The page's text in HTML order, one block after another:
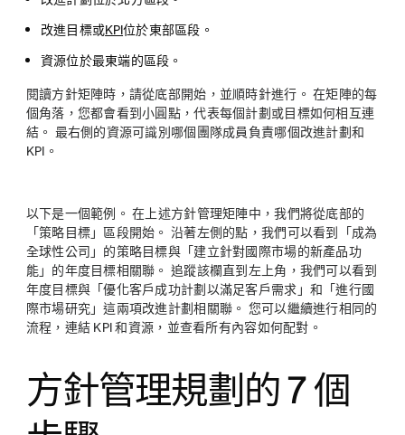
改進目標或KPI位於東部區段。
資源位於最東端的區段。
閱讀方針矩陣時，請從底部開始，並順時針進行。 在矩陣的每
個角落，您都會看到小圓點，代表每個計劃或目標如何相互連
結。 最右側的資源可識別哪個團隊成員負責哪個改進計劃和
KPI。
以下是一個範例。 在上述方針管理矩陣中，我們將從底部的
「策略目標」區段開始。 沿著左側的點，我們可以看到「成為
全球性公司」的策略目標與「建立針對國際市場的新產品功
能」的年度目標相關聯。 追蹤該欄直到左上角，我們可以看到
年度目標與「優化客戶成功計劃以滿足客戶需求」和「進行國
際市場研究」這兩項改進計劃相關聯。 您可以繼續進行相同的
流程，連結 KPI 和資源，並查看所有內容如何配對。
方針管理規劃的 7 個